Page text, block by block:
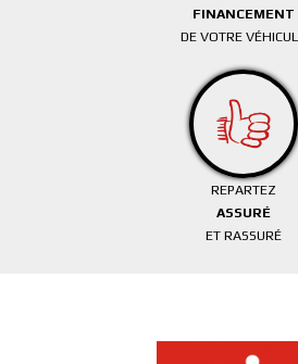
FINANCEMENT
DE VOTRE
REPARTEZ
ASSURÉ
ET RASSURÉ